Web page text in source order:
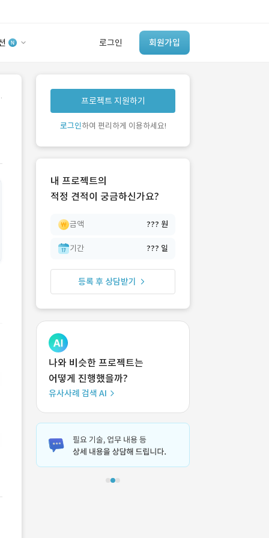
로그인 회원가입
유사사례 검색 AI
‘이런 거’ 만들어본
개발 회사 있어?
프로젝트 지원하기
로그인하여 편리하게 이용하세요!
내 프로젝트의
적정 견적이 궁금하신가요?
금액 ??? 원
기간 ??? 일
등록 후 상담받기
나와 비슷한 프로젝트는
어떻게 진행했을까?
유사사례 검색 AI